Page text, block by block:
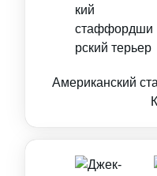
Американский